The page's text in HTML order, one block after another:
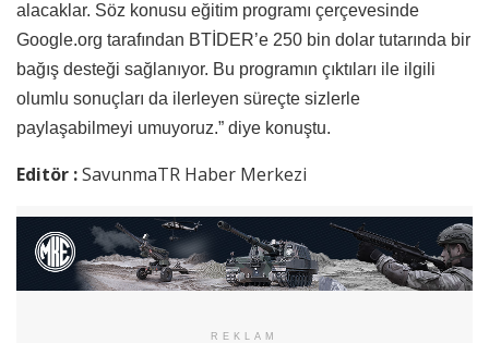
alacaklar. Söz konusu eğitim programı çerçevesinde
Google.org tarafından BTİDER’e 250 bin dolar tutarında bir
bağış desteği sağlanıyor. Bu programın çıktıları ile ilgili
olumlu sonuçları da ilerleyen süreçte sizlerle
paylaşabilmeyi umuyoruz.” diye konuştu.
Editör :SavunmaTR Haber Merkezi
REKLAM